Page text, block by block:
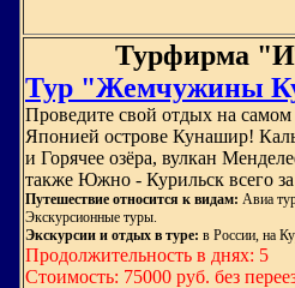
Турфирма
Тур "Жемчужины
Проведите свой отдых на
Японией острове Кунашир!
и Горячее озёра, вулкан
также Южно - Курильск всего
Путешествие относится к видам: Авиа
Экскурсионные туры.
Экскурсии и отдых в туре: в России, на
Продолжительность в днях: 5
Стоимость: 75000 руб. без